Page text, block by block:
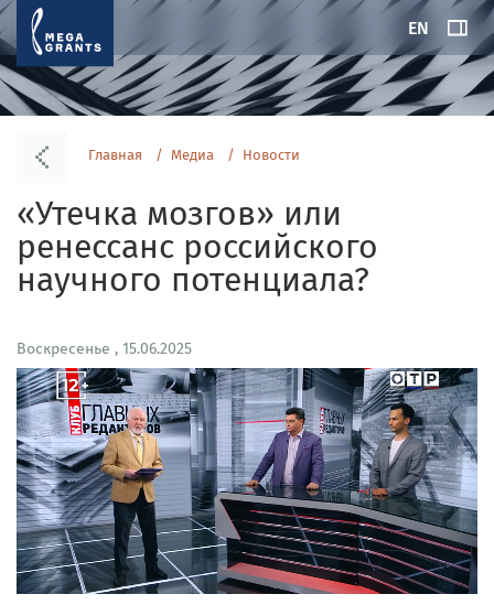
EN
Главная Медиа Новости
«Утечка мозгов» или
ренессанс российского
научного потенциала?
Воскресенье , 15.06.2025